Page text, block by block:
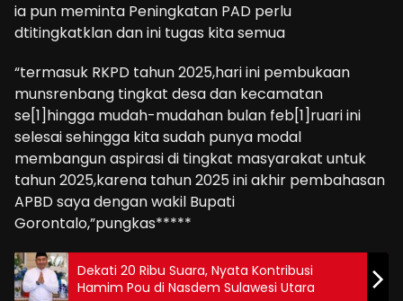
ia pun meminta Peningkatan PAD perlu
dtitingkatklan dan ini tugas kita semua
“termasuk RKPD tahun 2025,hari ini pembukaan
munsrenbang tingkat desa dan kecamatan
se[1]hingga mudah-mudahan bulan feb[1]ruari ini
selesai sehingga kita sudah punya modal
membangun aspirasi di tingkat masyarakat untuk
tahun 2025,karena tahun 2025 ini akhir pembahasan
APBD saya dengan wakil Bupati
Gorontalo,”pungkas*****
Dekati 20 Ribu Suara, Nyata Kontribusi
Hamim Pou di Nasdem Sulawesi Utara